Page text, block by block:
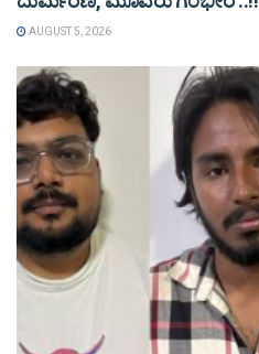
AUGUST 5, 2026